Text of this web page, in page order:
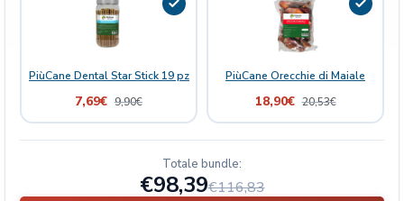
PiùCane Dental Star Stick 19 pz 13 cm
7,69€ 9,90€
PiùCane Orecchie di Maiale
18,90€ 20,53€
Totale bundle:
€98,39€116,83